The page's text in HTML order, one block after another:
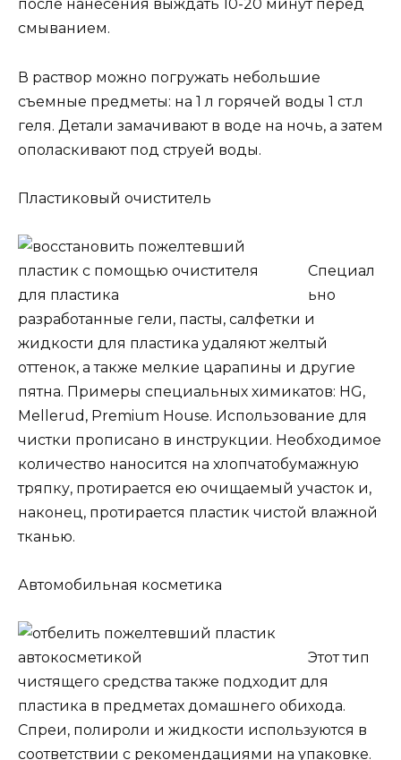
после нанесения выждать 10-20 минут перед
смыванием.
В раствор можно погружать небольшие
съемные предметы: на 1 л горячей воды 1 ст.л
геля. Детали замачивают в воде на ночь, а затем
ополаскивают под струей воды.
Пластиковый очиститель
Специал
ьно
разработанные гели, пасты, салфетки и
жидкости для пластика удаляют желтый
оттенок, а также мелкие царапины и другие
пятна. Примеры специальных химикатов: HG,
Mellerud, Premium House. Использование для
чистки прописано в инструкции. Необходимое
количество наносится на хлопчатобумажную
тряпку, протирается ею очищаемый участок и,
наконец, протирается пластик чистой влажной
тканью.
Автомобильная косметика
Этот тип
чистящего средства также подходит для
пластика в предметах домашнего обихода.
Спреи, полироли и жидкости используются в
соответствии с рекомендациями на упаковке.